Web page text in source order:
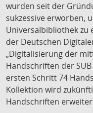
wurden seit der
sukzessive erworben,
Universalbibliothek zu
der Deutschen
„Digitalisierung der
Handschriften der
ersten Schritt 74
Kollektion wird
Handschriften